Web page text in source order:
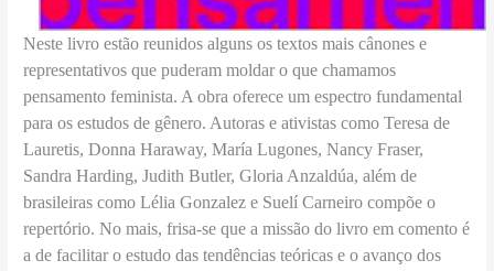
Neste livro estão reunidos alguns os textos mais cânones e
representativos que puderam moldar o que chamamos
pensamento feminista. A obra oferece um espectro fundamental
para os estudos de gênero. Autoras e ativistas como Teresa de
Lauretis, Donna Haraway, María Lugones, Nancy Fraser,
Sandra Harding, Judith Butler, Gloria Anzaldúa, além de
brasileiras como Lélia Gonzalez e Suelí Carneiro compõe o
repertório. No mais, frisa-se que a missão do livro em comento é
a de facilitar o estudo das tendências teóricas e o avanço dos